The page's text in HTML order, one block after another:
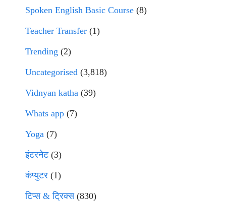
Spoken English Basic Course (8)
Teacher Transfer (1)
Trending (2)
Uncategorised (3,818)
Vidnyan katha (39)
Whats app (7)
Yoga (7)
इंटरनेट(3)
कंप्युटर (1)
टिप्स & ट्रिक्स(830)